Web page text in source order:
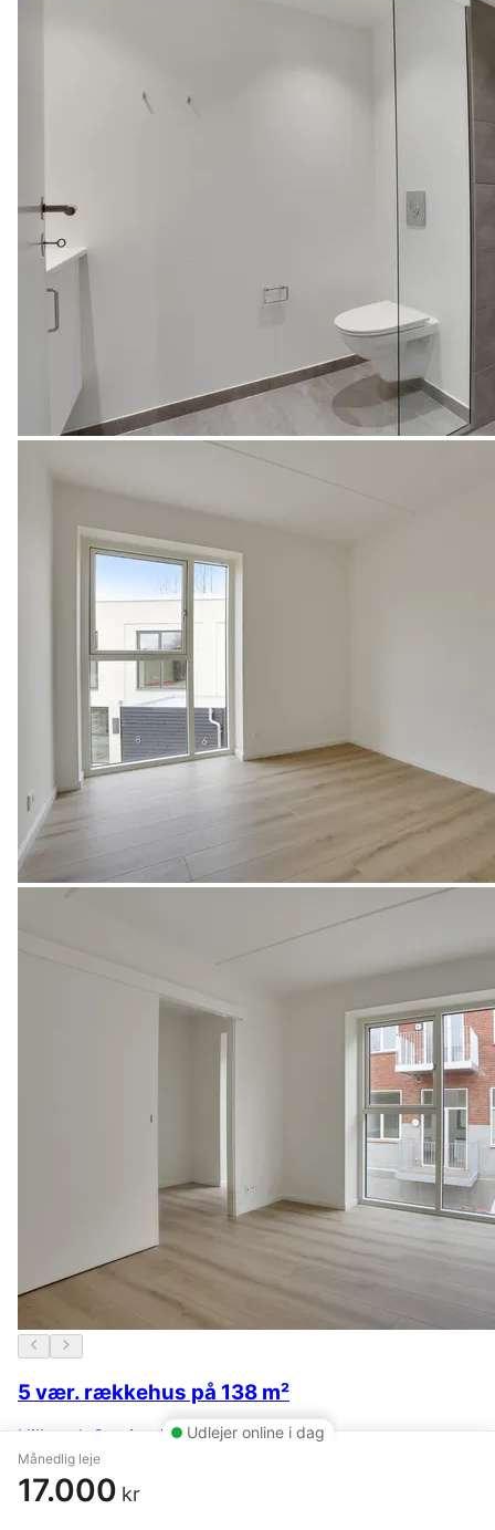
Udlejer online i dag
Månedlig leje
17.000 kr
5 vær. rækkehus på 138 m²
Hillerød
Seminariehaven
19.500 kr. 4. juni